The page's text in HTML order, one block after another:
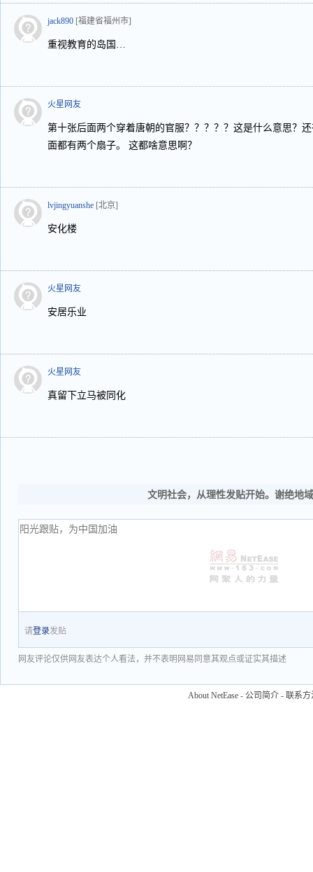
jack890 [福建省福州市]
重视教育的岛国…
火星网友
第十张后面两个穿着唐朝的官服？？？？？这是什么意思？
面都有两个扇子。 这都啥意思啊？
lvjingyuanshe [北京]
安化楼
火星网友
安居乐业
火星网友
真留下立马被同化
文明社会，从理性发贴开始。谢绝地
请登录发贴
网友评论仅供网友表达个人看法，并不表明网易同意其观点或证实其描述
About NetEase - 公司简介 - 联系方